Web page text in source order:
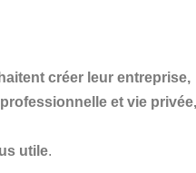
créer leur entreprise,
et vie privée,
utile.